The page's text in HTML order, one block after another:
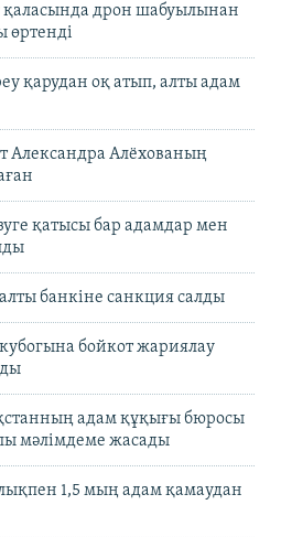
қаласында дрон шабуылынан
өртенді
қарудан оқ атып, алты адам
Александра Алёхованың
қатысы бар адамдар мен
банкіне санкция салды
бойкот жариялау
адам құқығы бюросы
мәлімдеме жасады
1,5 мың адам қамаудан